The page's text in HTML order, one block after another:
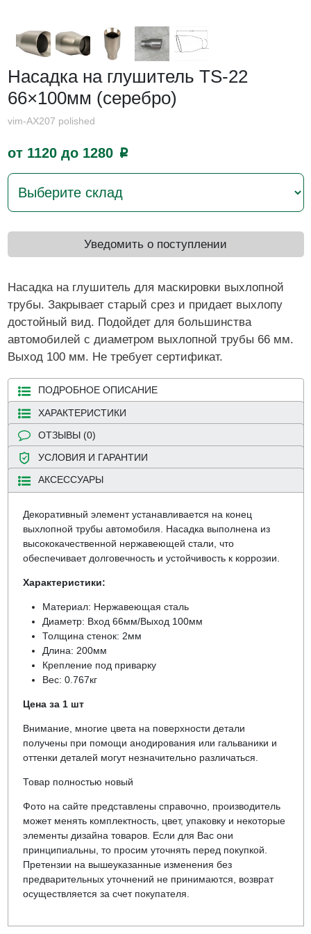
Насадка на глушитель TS-22
66×100мм (серебро)
vim-AX207 polished
от 1120 до 1280 p
Уведомить о поступлении
Насадка на глушитель для маскировки выхлопной
трубы. Закрывает старый срез и придает выхлопу
достойный вид. Подойдет для большинства
автомобилей с диаметром выхлопной трубы 66 мм.
Выход 100 мм. Не требует сертификат.
ПОДРОБНОЕ ОПИСАНИЕ
ХАРАКТЕРИСТИКИ
ОТЗЫВЫ (0)
УСЛОВИЯ И ГАРАНТИИ
АКСЕССУАРЫ
Декоративный элемент устанавливается на конец
выхлопной трубы автомобиля. Насадка выполнена из
высококачественной нержавеющей стали, что
обеспечивает долговечность и устойчивость к коррозии.
Характеристики:
Материал: Нержавеющая сталь
Диаметр: Вход 66мм/Выход 100мм
Толщина стенок: 2мм
Длина: 200мм
Крепление под приварку
Вес: 0.767кг
Цена за 1 шт
Внимание, многие цвета на поверхности детали
получены при помощи анодирования или гальваники и
оттенки деталей могут незначительно различаться.
Товар полностью новый
Фото на сайте представлены справочно, производитель
может менять комплектность, цвет, упаковку и некоторые
элементы дизайна товаров. Если для Вас они
принципиальны, то просим уточнять перед покупкой.
Претензии на вышеуказанные изменения без
предварительных уточнений не принимаются, возврат
осуществляется за счет покупателя.